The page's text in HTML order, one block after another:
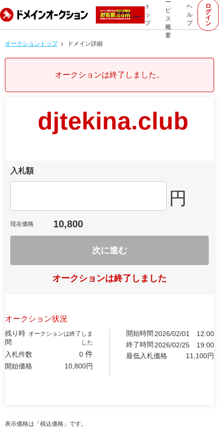
ト
ッ
プ
ー
ビ
ス
概
要
ヘ
ル
プ
ロ
グ
イ
ン
オークショントップ ドメイン詳細
オークションは終了しました。
djtekina.club
入札額
円
現在価格 10,800
次に進む
オークションは終了しました
オークション状況
残り時
間
オークションは終了しま
した
入札件数 0 件
開始価格 10,800円
開始時間 2026/02/01
12:00
終了時間 2026/02/25
19:00
最低入札価格
11,100円
表示価格は「税込価格」です。